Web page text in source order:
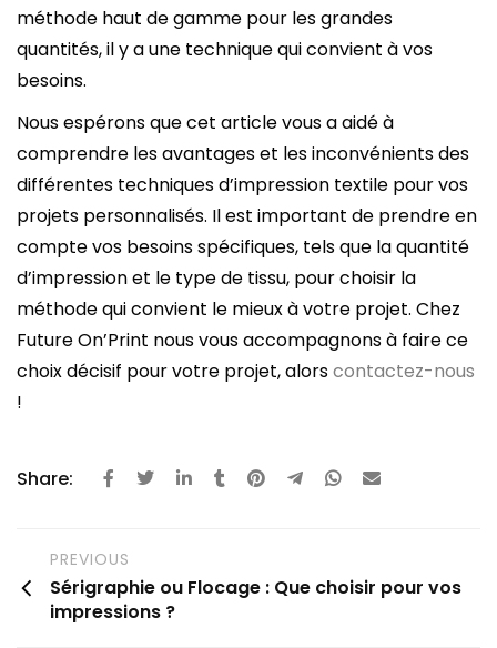
méthode haut de gamme pour les grandes
quantités, il y a une technique qui convient à vos
besoins.
Nous espérons que cet article vous a aidé à
comprendre les avantages et les inconvénients des
différentes techniques d’impression textile pour vos
projets personnalisés. Il est important de prendre en
compte vos besoins spécifiques, tels que la quantité
d’impression et le type de tissu, pour choisir la
méthode qui convient le mieux à votre projet. Chez
Future On’Print nous vous accompagnons à faire ce
choix décisif pour votre projet, alorscontactez-nous
!
Share:
PREVIOUS
Sérigraphie ou Flocage : Que choisir pour vos
impressions ?